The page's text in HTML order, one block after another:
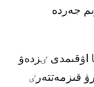
شامامەن 287 شاقىرىم جەردە
ٸزدەۋ
قىزمەتتەرٸ